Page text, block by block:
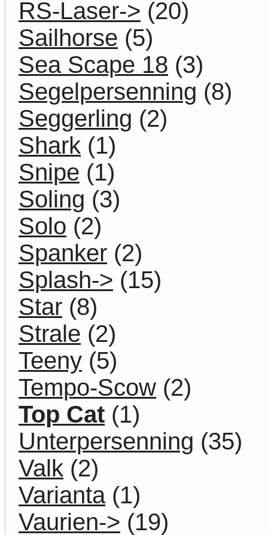
RS-Laser-> (20)
Sailhorse (5)
Sea Scape 18 (3)
Segelpersenning (8)
Seggerling (2)
Shark (1)
Snipe (1)
Soling (3)
Solo (2)
Spanker (2)
Splash-> (15)
Star (8)
Strale (2)
Teeny (5)
Tempo-Scow (2)
Top Cat (1)
Unterpersenning (35)
Valk (2)
Varianta(1)
Vaurien-> (19)